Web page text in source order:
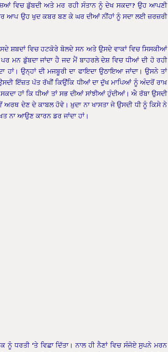
ਵਿਚ ਡੁੱਬਦੀ ਅਤੇ ਮਰ ਰਹੀ ਸੰਤਾਨ ਨੂੰ ਦੇਖ ਸਕਦਾ? ਉਹ ਆਪਣੀ
ਆਪ ਉਹ ਖੁਦ ਕਬਰ ਬਣ ਕੇ ਘਰ ਦੀਆਂ ਨੀਂਹਾਂ ਨੂੰ ਸਦਾ ਲਈ ਜ਼ਰਜ਼ਰੀ
ਸ਼ਬਦਾਂ ਵਿਚ ਹਟਕੋਰੇ ਬੋਲਦੇ ਸਨ ਅਤੇ ਉਸਦੇ ਵਾਕਾਂ ਵਿਚ ਸਿਸਕੀਆਂ
ਮਨ ਡੁੱਬਦਾ ਜਾਂਦਾ ਹੈ ਜਦ ਮੈਂ ਬਾਹਰਲੇ ਦੇਸ਼ ਵਿਚ ਧੀਆਂ ਦੀ ਹੋ ਰਹੀ
ਉਨ੍ਹਾਂ ਦੀ ਮਜਬੂਰੀ ਦਾ ਫਾਇਦਾ ਉਠਾਇਆ ਜਾਂਦਾ। ਉਸਨੇ ਤਾਂ
ਇੱਜ਼ਤ ਪੱਤ ਰੱਖੀਂ ਕਿਉਂਕਿ ਧੀਆਂ ਦਾ ਦੁੱਖ ਮਾਪਿਆਂ ਨੂੰ ਅੰਦਰੋਂ ਰਾਖ਼
ਹਾਂ ਕਿ ਧੀਆਂ ਤਾਂ ਸਭ ਦੀਆਂ ਸਾਂਝੀਆਂ ਹੁੰਦੀਆਂ। ਐ ਰੱਬਾ ਉਸਦੀ
ਦੇਣ ਦੇ ਕਾਬਲ ਹੋਵੇ। ਖ਼ੁਦਾ ਨਾ ਖਾਸਤਾ ਜੇ ਉਸਦੀ ਧੀ ਨੂੰ ਕਿਸੇ ਨੇ
ਨਾ ਆਉਣ ਕਾਰਨ ਡਰ ਜਾਂਦਾ ਹਾਂ।
ਧਰਤੀ ‘ਤੇ ਵਿਛਾ ਦਿੱਤਾ। ਨਾਲ ਹੀ ਨੈਣਾਂ ਵਿਚ ਸੰਜੋਏ ਸੁਪਨੇ ਮਰਨ